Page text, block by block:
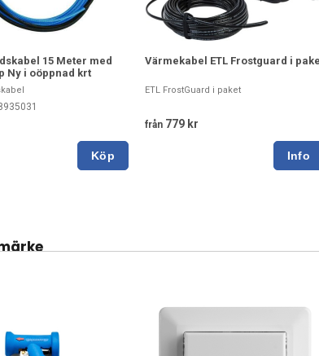
15 Meter med
Ny i oöppnad krt
Köp
Värmekabel ETL Frostguard i
ETL FrostGuard i paket
från 779 kr